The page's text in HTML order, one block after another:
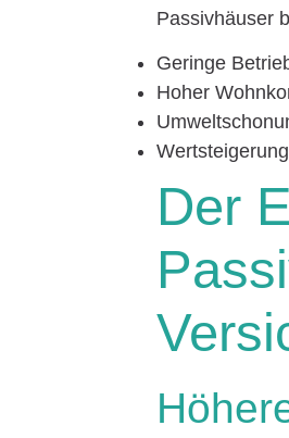
Passivhäuser
Geringe
Hoher
Der